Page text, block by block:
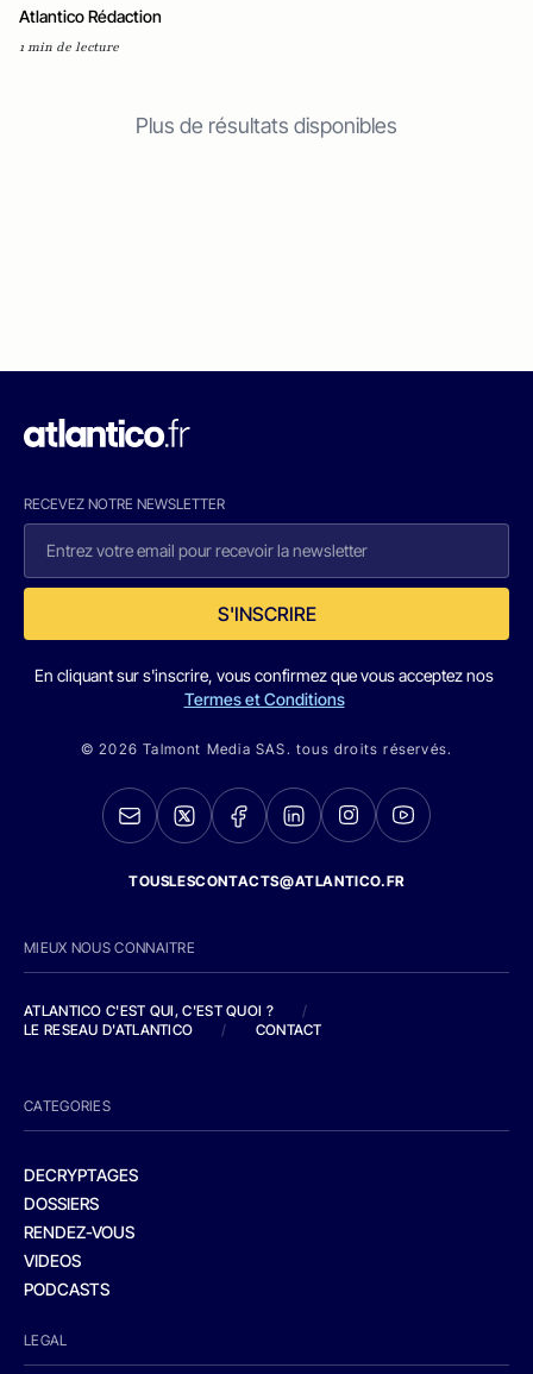
Atlantico Rédaction
1 min de lecture
Plus de résultats disponibles
RECEVEZ NOTRE NEWSLETTER
S'INSCRIRE
En cliquant sur s'inscrire, vous confirmez que vous acceptez nos
Termes et Conditions
© 2026 Talmont Media SAS. tous droits réservés.
TOUSLESCONTACTS@ATLANTICO.FR
MIEUX NOUS CONNAITRE
ATLANTICO C'EST QUI, C'EST QUOI ?
/
LE RESEAU D'ATLANTICO
/ CONTACT
CATEGORIES
DECRYPTAGES
DOSSIERS
RENDEZ-VOUS
VIDEOS
PODCASTS
LEGAL